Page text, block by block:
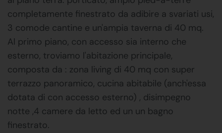
completamente finestrato da adibire a svariati usi,
3 comode cantine e un'ampia taverna di 40 mq.
Al primo piano, con accesso sia interno che
esterno, troviamo l'abitazione principale,
composta da : zona living di 40 mq con super
terrazzo panoramico, cucina abitabile (anch'essa
dotata di con accesso esterno) , disimpegno
notte ,4 camere da letto ed un un bagno
finestrato.